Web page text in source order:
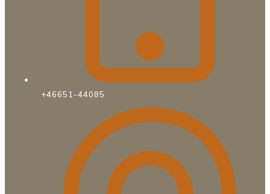
+46651-44085